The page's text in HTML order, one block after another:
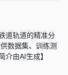
道轨道的精准分
数据集、训练测
由AI生成】